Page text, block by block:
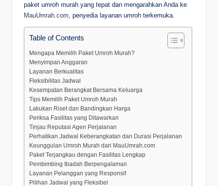
paket umroh murah yang tepat dan mengarahkan Anda ke
MauUmrah.com , penyedia layanan umroh terkemuka.
Table of Contents
Mengapa Memilih Paket Umroh Murah?
Menyimpan Anggaran
Layanan Berkualitas
Fleksibilitas Jadwal
Kesempatan Berangkat Bersama Keluarga
Tips Memilih Paket Umroh Murah
Lakukan Riset dan Bandingkan Harga
Periksa Fasilitas yang Ditawarkan
Tinjau Reputasi Agen Perjalanan
Perhatikan Jadwal Keberangkatan dan Durasi Perjalanan
Keunggulan Umroh Murah dari MauUmrah.com
Paket Terjangkau dengan Fasilitas Lengkap
Pembimbing Ibadah Berpengalaman
Layanan Pelanggan yang Responsif
Pilihan Jadwal yang Fleksibel